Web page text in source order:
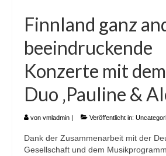
Finnland ganz
beeindruckende
Konzerte mit
Duo ‚Pauline &
von vmladmin Veröffentlicht in:
Dank der Zusammenarbeit mit der
Gesellschaft und dem